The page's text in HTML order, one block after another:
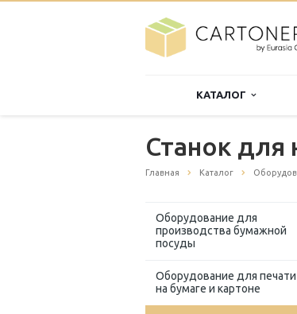
КАТАЛОГ
Станок для
Главная Каталог
Оборудование для
производства бумажной
посуды
Оборудование для печати
на бумаге и картоне